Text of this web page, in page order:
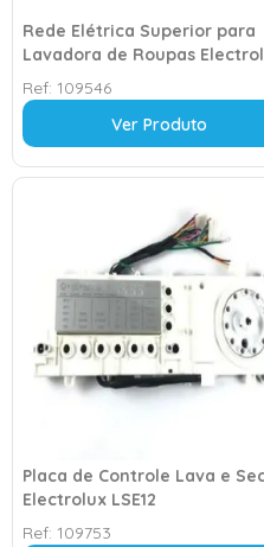
Rede Elétrica Superior para
Lavadora de Roupas
- 64501525
Ref: 109546
Ver Produto
Placa de Controle Lava e
Electrolux LSE12
Ref: 109753